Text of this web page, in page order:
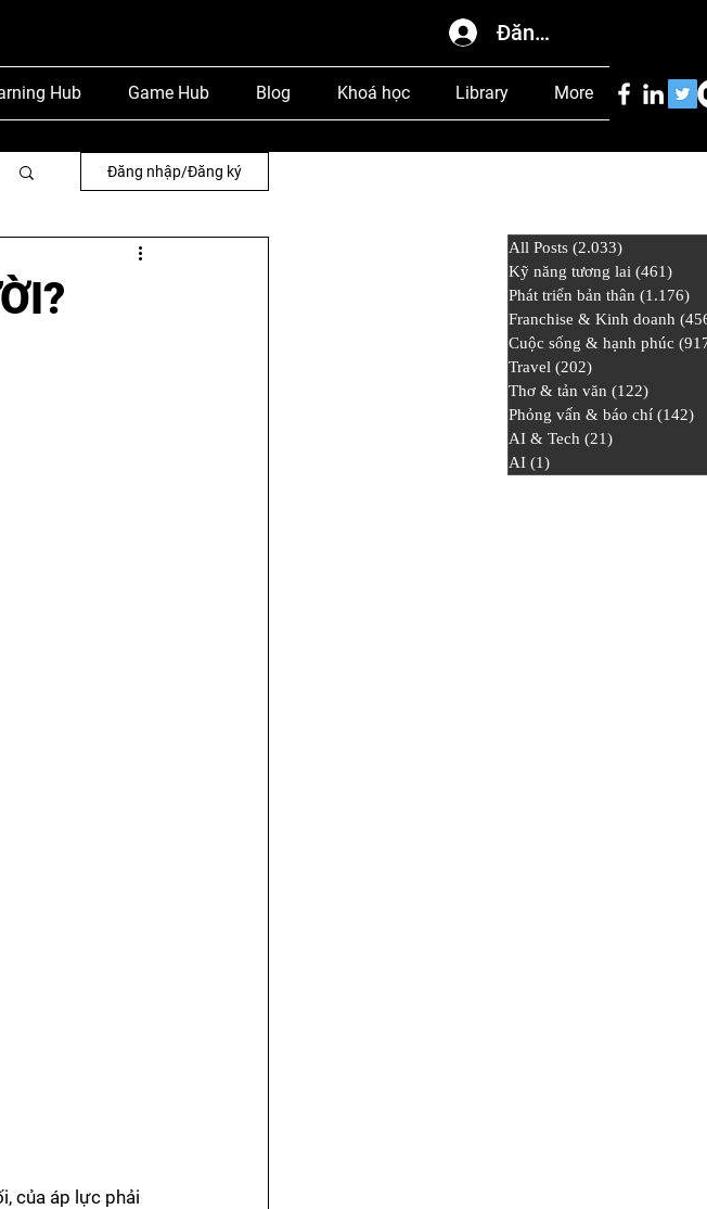
Đăng nhập
Hub Game Hub Blog Khoá học Library More
Đăng nhập/Đăng ký
của áp lực phải
All Posts (2.033)
Kỹ năng tương lai (461)
Phát triển bản thân (1.176)
Franchise & Kinh doanh
Cuộc sống & hạnh phúc
Travel (202)
Thơ & tản văn (122)
Phỏng vấn & báo chí (142)
AI & Tech (21)
AI (1)